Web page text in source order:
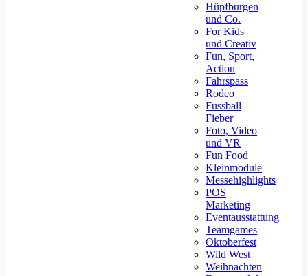
Hüpfburgen
und Co.
For Kids
und Creativ
Fun, Sport,
Action
Fahrspass
Rodeo
Fussball
Fieber
Foto, Video
und VR
Fun Food
Kleinmodule
Messehighlights
POS
Marketing
Eventausstattung
Teamgames
Oktoberfest
Wild West
Weihnachten